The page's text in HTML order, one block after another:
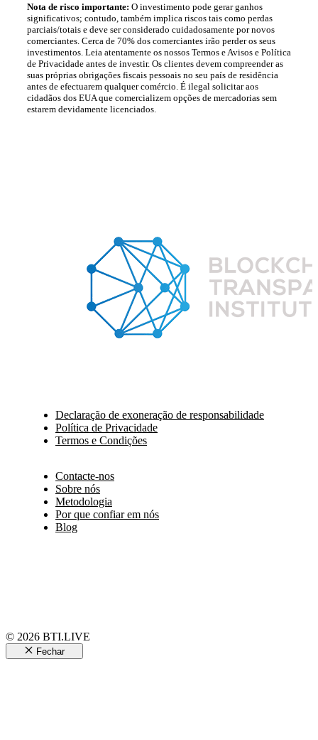
Nota de risco importante: O investimento pode gerar ganhos
significativos; contudo, também implica riscos tais como perdas
parciais/totais e deve ser considerado cuidadosamente por novos
comerciantes. Cerca de 70% dos comerciantes irão perder os seus
investimentos. Leia atentamente os nossos Termos e Avisos e Política
de Privacidade antes de investir. Os clientes devem compreender as
suas próprias obrigações fiscais pessoais no seu país de residência
antes de efectuarem qualquer comércio. É ilegal solicitar aos
cidadãos dos EUA que comercializem opções de mercadorias sem
estarem devidamente licenciados.
Declaração de exoneração de responsabilidade
Política de Privacidade
Termos e Condições
Contacte-nos
Sobre nós
Metodologia
Por que confiar em nós
Blog
© 2026 BTI.LIVE
Fechar